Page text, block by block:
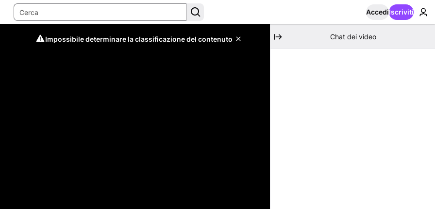
AccediIscriviti
Impossibile determinare la classificazione del contenuto Chat dei video